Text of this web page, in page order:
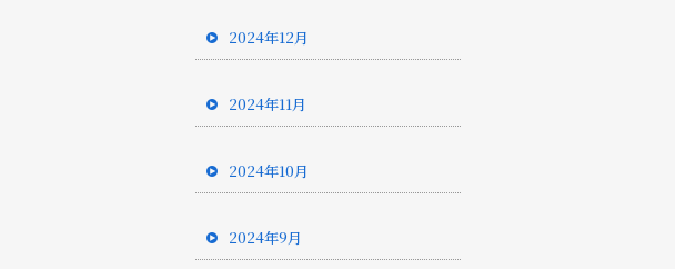
2024年12月
2024年11月
2024年10月
2024年9月